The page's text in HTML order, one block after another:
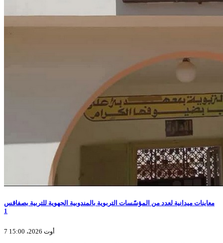
معاينات ميدانية لعدد من المؤسّسات التربوية بالمندوبية الجهوية للتربية بصفاقس
1
7 أوت 2026، 15:00